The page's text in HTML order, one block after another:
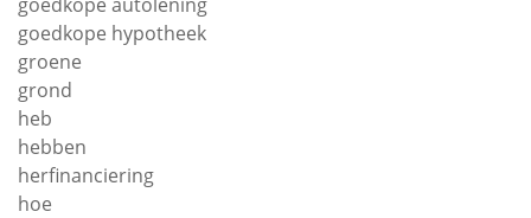
goedkope hypotheek
groene
grond
heb
hebben
herfinanciering
hoe